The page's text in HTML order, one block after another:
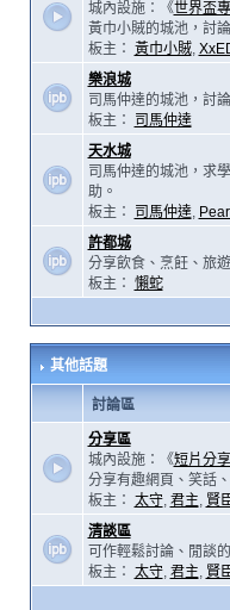
城內設施：《世界盃
黃巾小賊的城池，討
板主： 黃巾小賊,
樂浪城
司馬仲達的城池，討
板主：
司馬仲達
天水城
司馬仲達的城池，求
助。
板主：
司馬仲達,
許都城
分享飲食、烹飪、旅
板主： 懶蛇
其他話題
討論區
分享區
城內設施：《短片分
分享有趣網頁、笑話
板主： 太守, 君主, 賢
清談區
可作輕鬆討論、閒談
板主： 太守, 君主, 賢